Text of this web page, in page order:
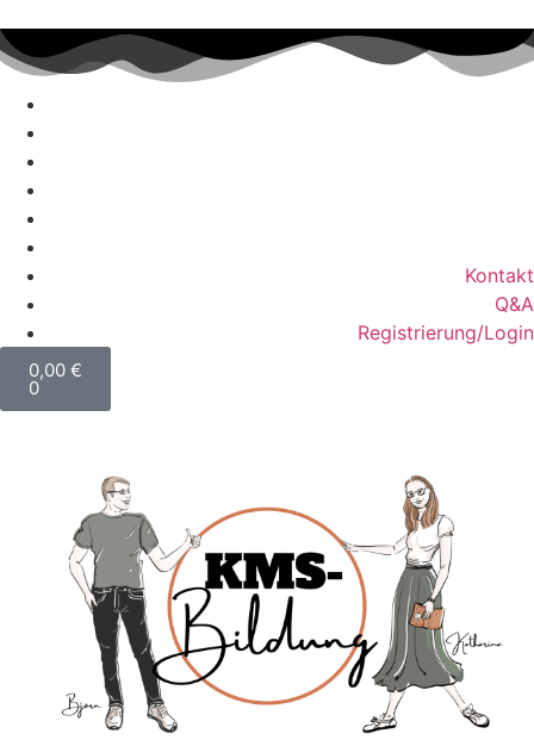
Kontakt
Q&A
Registrierung/Login
0,00 €
0